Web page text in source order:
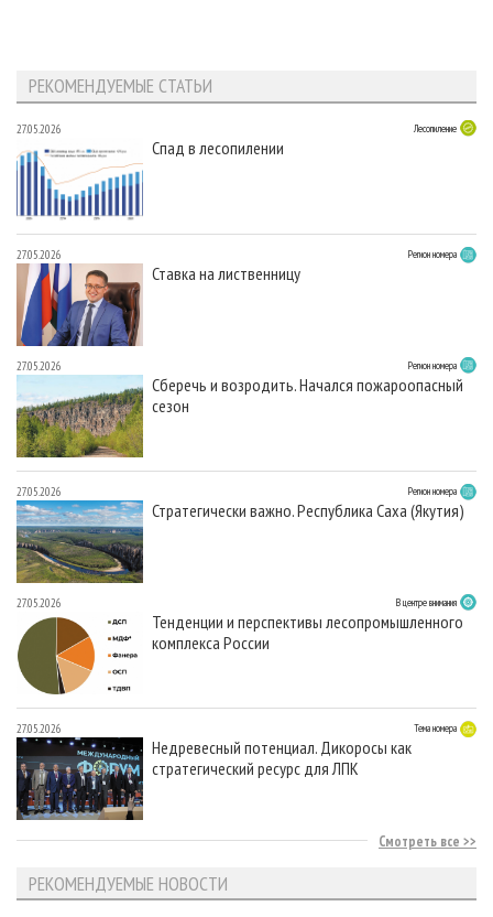
РЕКОМЕНДУЕМЫЕ СТАТЬИ
27.05.2026 Лесопиление
Спад в лесопилении
27.05.2026 Регион номера
Ставка на лиственницу
27.05.2026 Регион номера
Сберечь и возродить. Начался пожароопасный
сезон
27.05.2026 Регион номера
Стратегически важно. Республика Саха (Якутия)
27.05.2026 В центре внимания
Тенденции и перспективы лесопромышленного
комплекса России
27.05.2026 Тема номера
Недревесный потенциал. Дикоросы как
стратегический ресурс для ЛПК
Смотреть все
РЕКОМЕНДУЕМЫЕ НОВОСТИ